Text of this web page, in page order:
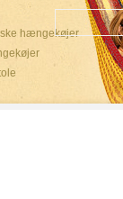
hængekøjer